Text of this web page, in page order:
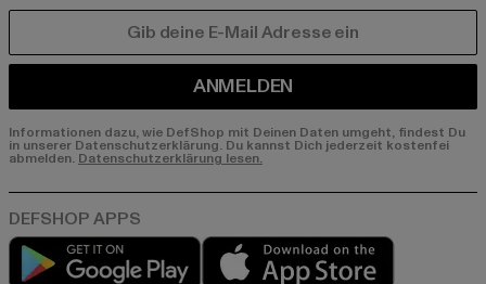
ANMELDEN
Informationen dazu, wie DefShop mit Deinen Daten umgeht, findest Du
in unserer Datenschutzerklärung. Du kannst Dich jederzeit kostenfei
abmelden. Datenschutzerklärung lesen.
Play market